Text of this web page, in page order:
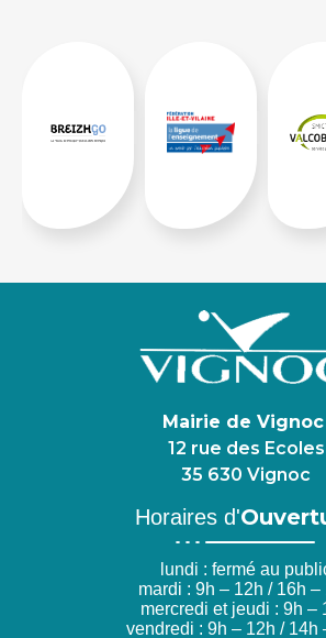
Mairie de Vignoc
12 rue des Ecoles
35 630 Vignoc
Horaires d'
lundi : fermé au
mardi : 9h – 12h / 16h –
mercredi et jeudi : 9h –
vendredi : 9h – 12h / 14h